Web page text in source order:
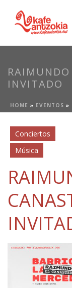
INVITADO
HOME » EVENTOS »
Conciertos
Música